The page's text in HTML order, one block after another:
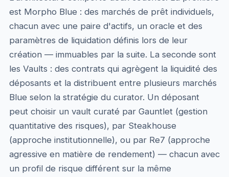
est Morpho Blue : des marchés de prêt individuels,
chacun avec une paire d'actifs, un oracle et des
paramètres de liquidation définis lors de leur
création — immuables par la suite. La seconde sont
les Vaults : des contrats qui agrègent la liquidité des
déposants et la distribuent entre plusieurs marchés
Blue selon la stratégie du curator. Un déposant
peut choisir un vault curaté par Gauntlet (gestion
quantitative des risques), par Steakhouse
(approche institutionnelle), ou par Re7 (approche
agressive en matière de rendement) — chacun avec
un profil de risque différent sur la même